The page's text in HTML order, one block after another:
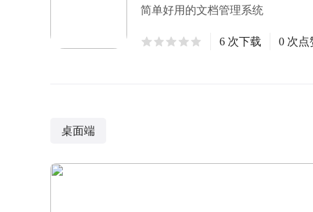
简单好用的文档管理系统
6 次下载 0 次点
桌面端